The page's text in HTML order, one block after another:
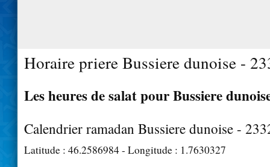
Horaire priere Bussiere dunoise -
Les heures de salat pour Bussiere
Calendrier ramadan Bussiere dunoise -
Latitude : 46.2586984- Longitude : 1.7630327